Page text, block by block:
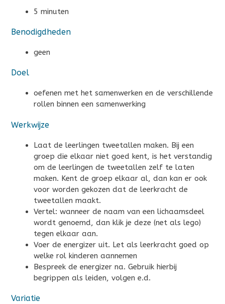
5 minuten
Benodigdheden
geen
Doel
oefenen met het samenwerken en de verschillende
rollen binnen een samenwerking
Werkwijze
Laat de leerlingen tweetallen maken. Bij een
groep die elkaar niet goed kent, is het verstandig
om de leerlingen de tweetallen zelf te laten
maken. Kent de groep elkaar al, dan kan er ook
voor worden gekozen dat de leerkracht de
tweetallen maakt.
Vertel: wanneer de naam van een lichaamsdeel
wordt genoemd, dan klik je deze (net als lego)
tegen elkaar aan.
Voer de energizer uit. Let als leerkracht goed op
welke rol kinderen aannemen
Bespreek de energizer na. Gebruik hierbij
begrippen als leiden, volgen e.d.
Variatie